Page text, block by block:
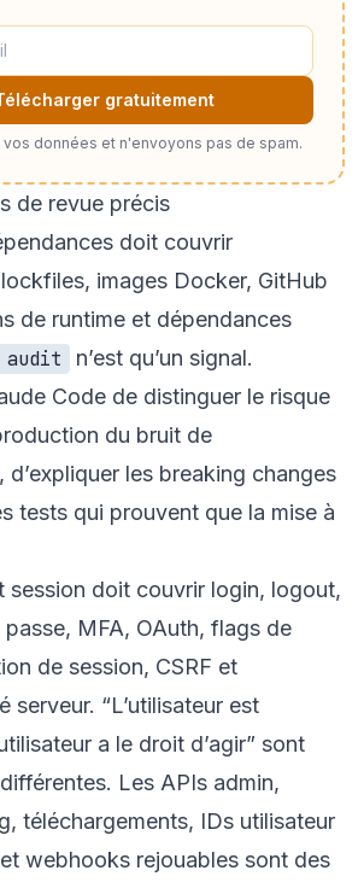
gratuitement
données et n'envoyons pas de spam.
de revue précis
doit couvrir
images Docker, GitHub
de runtime et dépendances
audit
n’est qu’un signal.
Code de distinguer le risque
du bruit de
les breaking changes
tests qui prouvent que la mise à
session doit couvrir login, logout,
MFA, OAuth, flags de
de session, CSRF et
serveur. “L’utilisateur est
a le droit d’agir” sont
Les APIs admin,
téléchargements, IDs utilisateur
webhooks rejouables sont des